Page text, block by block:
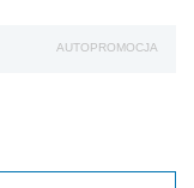
AUTOPROMOCJA